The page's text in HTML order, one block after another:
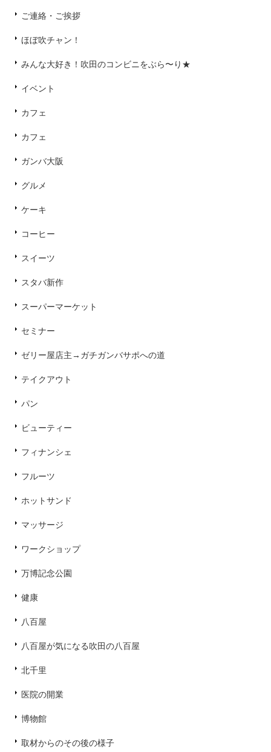
ご連絡・ご挨拶
ほぼ吹チャン！
みんな大好き！吹田のコンビニをぶら〜り★
イベント
カフェ
カフェ
ガンバ大阪
グルメ
ケーキ
コーヒー
スイーツ
スタバ新作
スーパーマーケット
セミナー
ゼリー屋店主→ガチガンバサポへの道
テイクアウト
パン
ビューティー
フィナンシェ
フルーツ
ホットサンド
マッサージ
ワークショップ
万博記念公園
健康
八百屋
八百屋が気になる吹田の八百屋
北千里
医院の開業
博物館
取材からのその後の様子